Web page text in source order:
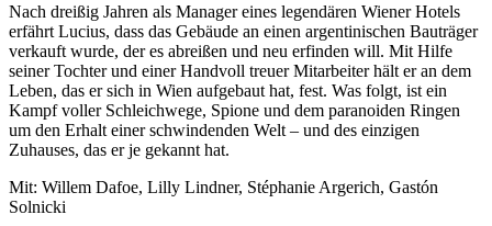
Nach dreißig Jahren als Manager eines legendären Wiener Hotels
erfährt Lucius, dass das Gebäude an einen argentinischen Bauträger
verkauft wurde, der es abreißen und neu erfinden will. Mit Hilfe
seiner Tochter und einer Handvoll treuer Mitarbeiter hält er an dem
Leben, das er sich in Wien aufgebaut hat, fest. Was folgt, ist ein
Kampf voller Schleichwege, Spione und dem paranoiden Ringen
um den Erhalt einer schwindenden Welt – und des einzigen
Zuhauses, das er je gekannt hat.
Mit: Willem Dafoe, Lilly Lindner, Stéphanie Argerich, Gastón
Solnicki